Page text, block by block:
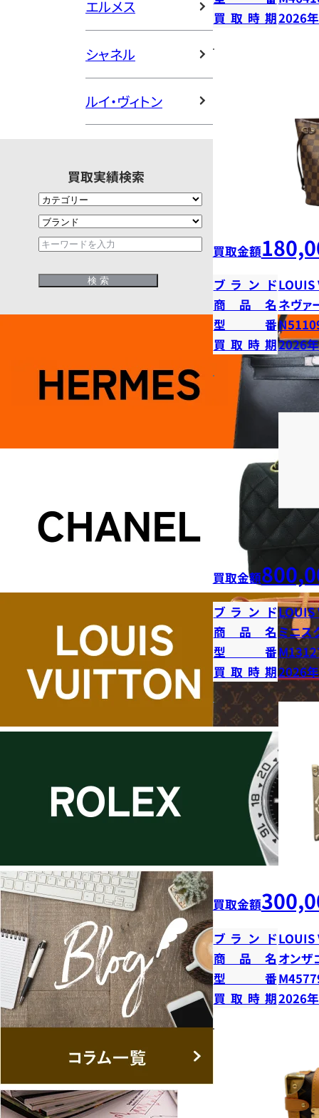
エルメス
シャネル
ルイ・ヴィトン
買取実績検索
買取時期2026
買取金額
ブランドLOUIS
商品名 ネヴァ
型番
買取時期2026
買取金額
ブランドLOUIS
商品名 ミニス
型番
買取時期2026
買取金額
ブランドLOUIS
商品名 オンザ
型番
買取時期2026